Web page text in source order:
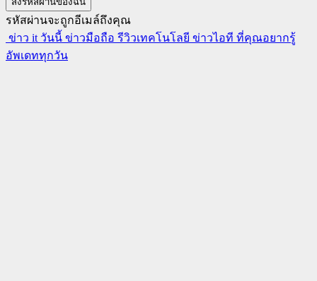
รหัสผ่านจะถูกอีเมล์ถึงคุณ
ข่าว it วันนี้ ข่าวมือถือ รีวิวเทคโนโลยี ข่าวไอที ที่คุณอยากรู้
อัพเดททุกวัน